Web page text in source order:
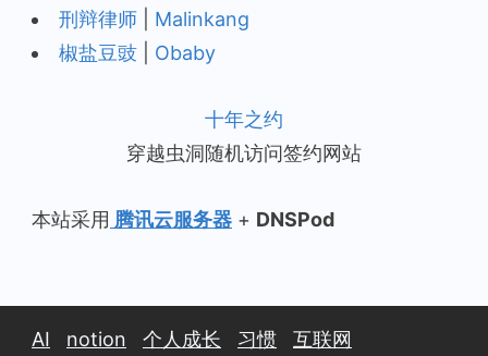
刑辩律师
Malinkang
椒盐豆豉
Obaby
十年之约
穿越虫洞随机访问签约网站
本站采用 腾讯云服务器 + DNSPod
AI notion 个人成长 习惯
互联网